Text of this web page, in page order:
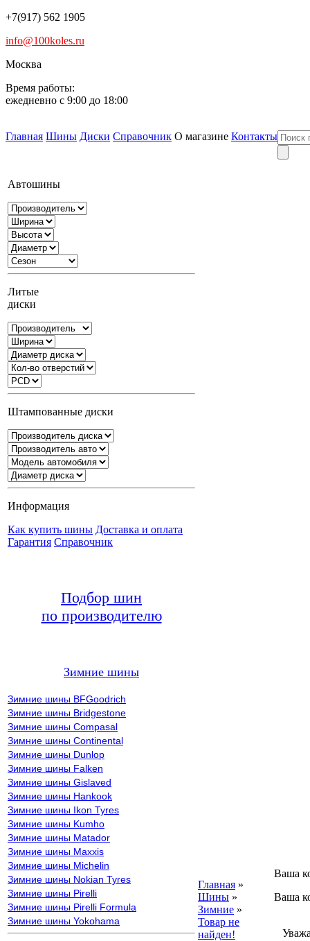
+7(917) 562 1905
info@100koles.ru
Москва
Время работы:
ежедневно с 9:00 до 18:00
Главная Шины Диски Справочник О магазине Контакты
Автошины
Литые
диски
Штампованные диски
Информация
Как купить шины Доставка и оплата
Гарантия Справочник
Подбор шин
по производителю
Зимние шины
Зимние шины BFGoodrich
Зимние шины Bridgestone
Зимние шины Compasal
Зимние шины Continental
Зимние шины Dunlop
Зимние шины Falken
Зимние шины Gislaved
Зимние шины Hankook
Зимние шины Ikon Tyres
Зимние шины Kumho
Зимние шины Matador
Зимние шины Maxxis
Зимние шины Michelin
Зимние шины Nokian Tyres
Зимние шины Pirelli
Зимние шины Pirelli Formula
Зимние шины Yokohama
Главная »
Шины »
Зимние »
Товар не
найден!
Ваша
Ваша